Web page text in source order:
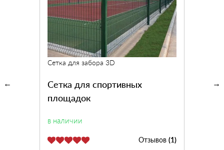
Сетка для забора 3D
Сетка для спортивных
площадок
в наличии
Отзывов (1)